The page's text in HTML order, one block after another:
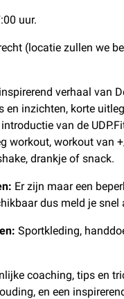
uur.
(locatie zullen we
inspirerend verhaal van
en inzichten, korte
van de
workout, workout van
drankje of snack.
Er zijn maar een
dus meld je snel
Sportkleding,
coaching, tips en
en een